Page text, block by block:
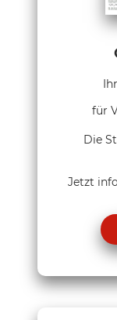
für
Die
Jetzt